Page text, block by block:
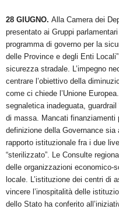
28 GIUGNO. Alla Camera dei
presentato ai Gruppi
programma di governo per la
delle Province e degli Enti
sicurezza stradale. L’impegno
centrare l’obiettivo della
come ci chiede l’Unione
segnaletica inadeguata,
di massa. Mancati
definizione della Governance sia
rapporto istituzionale fra i due
“sterilizzato”. Le Consulte
delle organizzazioni economico-
locale. L’istituzione dei centri di
vincere l’inospitalità delle
dello Stato ha conferito